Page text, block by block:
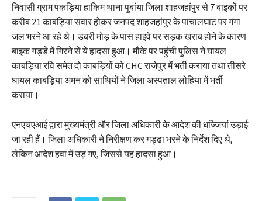
निवासी ग्राम पकड़िया हाकिम थाना पुबांया जिला शाहजहांपुर से 7 बाइकों पर
करीब 21 काबड़िया सवार होकर जनपद शाहजहांपुर के पांचालघाट पर गंगा
जल भरने आ रहे थे। डबरी मोड़ के पास हाइवे पर सड़क खराब होने के कारण
बाइक गड्डे में गिरने से ये हादसा हुआ। मौके पर पहुंची पुलिस ने घायल
काबड़िया रवि समेत दो काबड़ियों को CHC राजेपुर में भर्ती कराया तथा तीसरे
घायल काबड़िया अमन को साथियों ने जिला अस्पताल लोहिया में भर्ती
कराया।
एनएचएआई द्वारा मुख्यमंत्री और जिला अधिकारी के आदेश की धज्जियां उड़ाई
जा रही हैं। जिला अधिकारी ने निरीक्षण कर गड्ढा भरने के निर्देश दिए थे,
लेकिन आदेश हवा में उड़ गए, जिससे यह हादसा हुआ।